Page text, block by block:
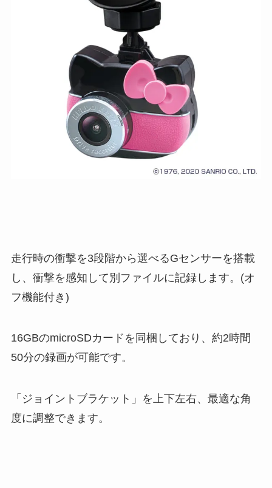
走行時の衝撃を3段階から選べるGセンサーを搭載
し、衝撃を感知して別ファイルに記録します。(オ
フ機能付き)
16GBのmicroSDカードを同梱しており、約2時間
50分の録画が可能です。
「ジョイントブラケット」を上下左右、最適な角
度に調整できます。